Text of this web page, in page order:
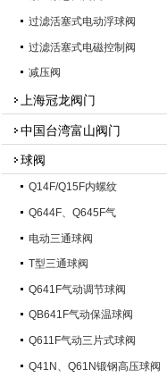
过滤活塞式电动浮球阀
过滤活塞式电磁控制阀
减压阀
上海冠龙阀门
中国台湾富山阀门
球阀
Q14F/Q15F内螺纹
Q644F、Q645F气
电动三通球阀
T型三通球阀
Q641F气动调节球阀
QB641F气动保温球阀
Q611F气动三片式球阀
Q41N、Q61N锻钢高压球阀